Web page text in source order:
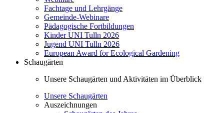
Fachtage und Lehrgänge
Gemeinde-Webinare
Pädagogische Fortbildungen
Kinder UNI Tulln 2026
Jugend UNI Tulln 2026
European Award for Ecological Gardening
Schaugärten
Unsere Schaugärten und Aktivitäten im Überblick
Unsere Schaugärten
Auszeichnungen